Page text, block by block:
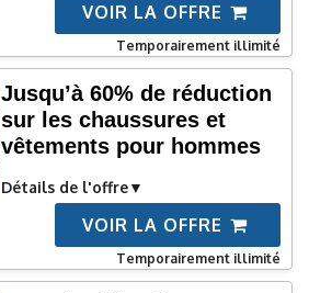
VOIR LA OFFRE
Temporairement illimité
Jusqu’à 60% de réduction
sur les chaussures et
vêtements pour hommes
Détails de l'offre
VOIR LA OFFRE
Temporairement illimité